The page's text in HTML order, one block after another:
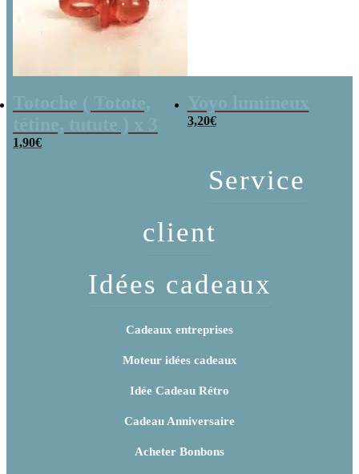
1,90€
3,20€
Service
client
Idées cadeaux
Cadeaux entreprises
Moteur idées cadeaux
Idée Cadeau Rétro
Cadeau Anniversaire
Acheter Bonbons